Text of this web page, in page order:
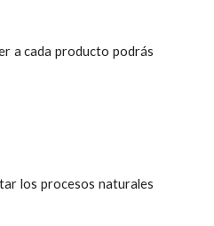
a cada producto podrás
los procesos naturales